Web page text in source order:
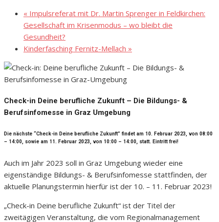
« Impulsreferat mit Dr. Martin Sprenger in Feldkirchen:
Gesellschaft im Krisenmodus – wo bleibt die
Gesundheit?
Kinderfasching Fernitz-Mellach »
Check-in Deine berufliche Zukunft – Die Bildungs- &
Berufsinfomesse in Graz Umgebung
Die nächste “Check-in Deine berufliche Zukunft” findet am 10. Februar 2023, von 08:00
– 14:00, sowie am 11. Februar 2023, von 10:00 – 14:00, statt. Eintritt frei!
Auch im Jahr 2023 soll in Graz Umgebung wieder eine
eigenständige Bildungs- & Berufsinfomesse stattfinden, der
aktuelle Planungstermin hierfür ist der 10. – 11. Februar 2023!
„Check-in Deine berufliche Zukunft“ ist der Titel der
zweitägigen Veranstaltung, die vom Regionalmanagement